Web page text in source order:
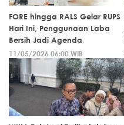
FORE hingga RALS Gelar RUPS
Hari Ini, Penggunaan Laba
Bersih Jadi Agenda
11/05/2026 06:00 WIB